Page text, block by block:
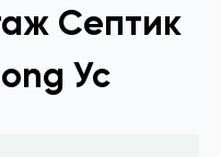
Септик
Ус